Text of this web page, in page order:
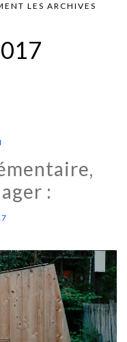
LES ARCHIVES
: